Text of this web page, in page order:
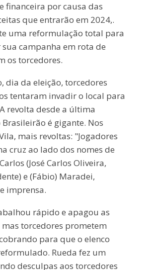
financeira por causa das
que entrarão em 2024,.
uma reformulação total para
campanha em rota de
os torcedores.
dia da eleição, torcedores
tentaram invadir o local para
revolta desde a última
é gigante. Nos
mais revoltas: "Jogadores
cruz ao lado dos nomes de
(José Carlos Oliveira,
e (Fábio) Maradei,
imprensa.
rápido e apagou as
mas torcedores prometem
para que o elenco
Rueda fez um
desculpas aos torcedores